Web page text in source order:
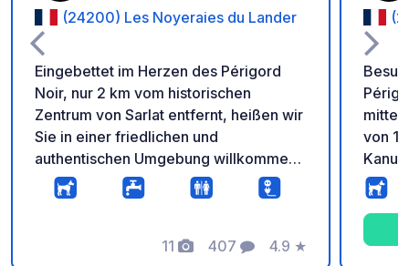
(24200) Les Noyeraies du Lander
Eingebettet im Herzen des Périgord
Noir, nur 2 km vom historischen
Zentrum von Sarlat entfernt, heißen wir
Sie in einer friedlichen und
authentischen Umgebung willkommen.
Seit über 50 Jahren produzieren wir in
Les Noyeraies du Lander, einem
Haselnüsse und Walnussöl nach
11
Fotos
407
Kommentare
4.9
Bewertung
★
von